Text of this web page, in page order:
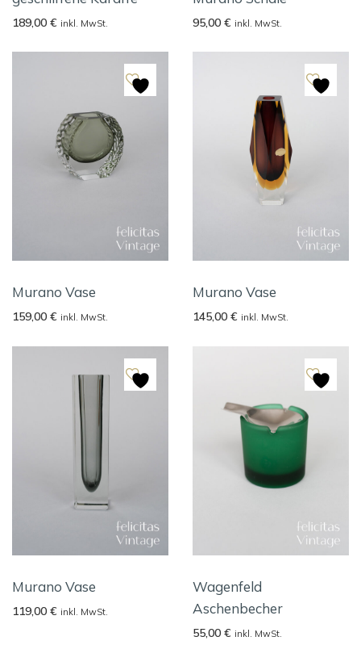
189,00 € inkl. MwSt. 95,00 € inkl. MwSt.
Murano Vase
159,00 € inkl. MwSt.
Murano Vase
145,00 € inkl. MwSt.
Murano Vase
119,00 € inkl. MwSt.
Wagenfeld
Aschenbecher
55,00 € inkl. MwSt.